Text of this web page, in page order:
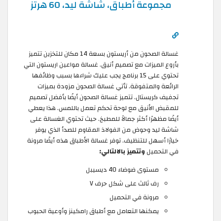
مجموعة أطباق، شاشة ليد، 60 هرتز
غسالة الصحون من أريستون بسعة 14 مكان للتخزين تتميز
بأروع الميزات مع تصميم أنيق. غسالة مواعين اريستون التي
تحتوي على 15 برنامج يجب عليك شراءها بسبب وظائفها
الرائعة والمتفوقة. تأتي غسالة الصحون مزودة بميزات
تجفيف كريستال. تتميز غسالة الصحون أيضًا بأفضل تصميم
للمقبض الأنيق مع لوحة تحكم تعمل باللمس. هذا يعطي
أيضًا مظهرًا أكثر جمالاً للمطبخ. حيث تحتوي الغسالة على
شاشة ليد وحوض من الفولاذ المقاوم للصدأ الذي يوفر
خيارًا أسهل للتنظيف. توفر غسالة الأطباق هذه أيضًا مرونة
في التحميل وتتميز بالالتالي:
مستوى ضوضاء 40 ديسيبل
رف ثالث على شكل حرف V
مرونة في التحميل
يمكنها التعامل مع أطباق رامكينز وأوعية الحبوب